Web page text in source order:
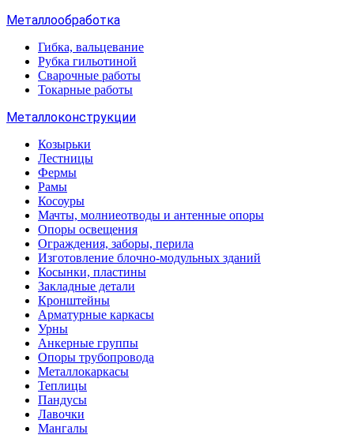
Металлообработка
Гибка, вальцевание
Рубка гильотиной
Сварочные работы
Токарные работы
Металлоконструкции
Козырьки
Лестницы
Фермы
Рамы
Косоуры
Мачты, молниеотводы и антенные опоры
Опоры освещения
Ограждения, заборы, перила
Изготовление блочно-модульных зданий
Косынки, пластины
Закладные детали
Кронштейны
Арматурные каркасы
Урны
Анкерные группы
Опоры трубопровода
Металлокаркасы
Теплицы
Пандусы
Лавочки
Мангалы